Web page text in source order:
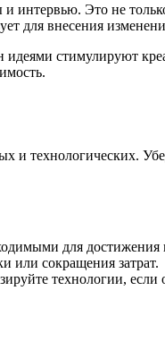
интервью. Это не
для внесения
идеями стимулируют
и технологических.
для достижения
или сокращения затрат.
технологии,